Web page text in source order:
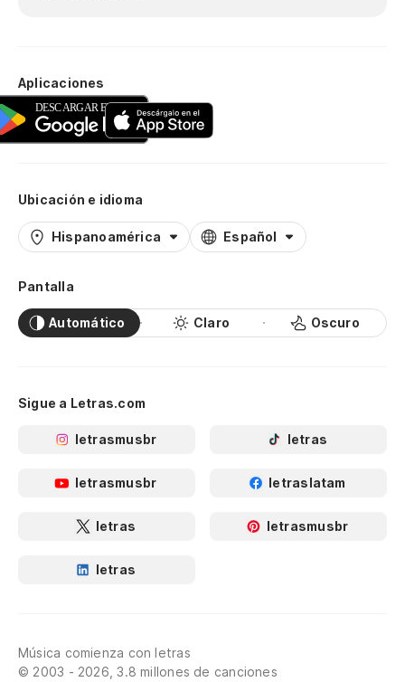
Aplicaciones
Ubicación e idioma
Hispanoamérica Español
Pantalla
Automático Claro Oscuro
Sigue a Letras.com
letrasmusbr letras
letrasmusbr letraslatam
letras letrasmusbr
letras
Música comienza con letras
© 2003 - 2026, 3.8 millones de canciones